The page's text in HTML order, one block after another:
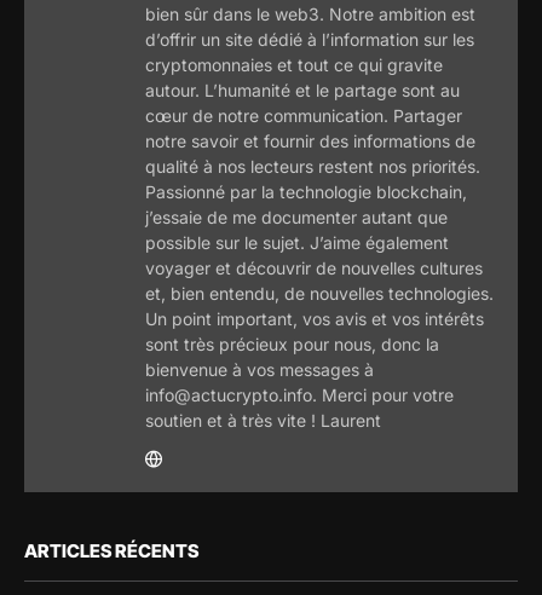
bien sûr dans le web3. Notre ambition est
d’offrir un site dédié à l’information sur les
cryptomonnaies et tout ce qui gravite
autour. L’humanité et le partage sont au
cœur de notre communication. Partager
notre savoir et fournir des informations de
qualité à nos lecteurs restent nos priorités.
Passionné par la technologie blockchain,
j’essaie de me documenter autant que
possible sur le sujet. J’aime également
voyager et découvrir de nouvelles cultures
et, bien entendu, de nouvelles technologies.
Un point important, vos avis et vos intérêts
sont très précieux pour nous, donc la
bienvenue à vos messages à
info@actucrypto.info. Merci pour votre
soutien et à très vite ! Laurent
ARTICLES RÉCENTS